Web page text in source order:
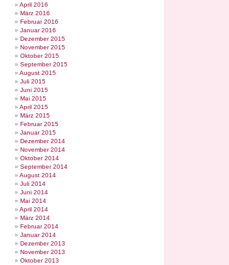
April 2016
März 2016
Februar 2016
Januar 2016
Dezember 2015
November 2015
Oktober 2015
September 2015
August 2015
Juli 2015
Juni 2015
Mai 2015
April 2015
März 2015
Februar 2015
Januar 2015
Dezember 2014
November 2014
Oktober 2014
September 2014
August 2014
Juli 2014
Juni 2014
Mai 2014
April 2014
März 2014
Februar 2014
Januar 2014
Dezember 2013
November 2013
Oktober 2013